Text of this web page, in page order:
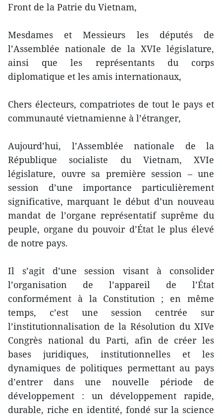
Front de la Patrie du Vietnam,
Mesdames et Messieurs les députés de
l’Assemblée nationale de la XVIe législature,
ainsi que les représentants du corps
diplomatique et les amis internationaux,
Chers électeurs, compatriotes de tout le pays et
communauté vietnamienne à l’étranger,
Aujourd’hui, l’Assemblée nationale de la
République socialiste du Vietnam, XVIe
législature, ouvre sa première session – une
session d’une importance particulièrement
significative, marquant le début d’un nouveau
mandat de l’organe représentatif suprême du
peuple, organe du pouvoir d’État le plus élevé
de notre pays.
Il s’agit d’une session visant à consolider
l’organisation de l’appareil de l’État
conformément à la Constitution ; en même
temps, c’est une session centrée sur
l’institutionnalisation de la Résolution du XIVe
Congrès national du Parti, afin de créer les
bases juridiques, institutionnelles et les
dynamiques de politiques permettant au pays
d’entrer dans une nouvelle période de
développement : un développement rapide,
durable, riche en identité, fondé sur la science